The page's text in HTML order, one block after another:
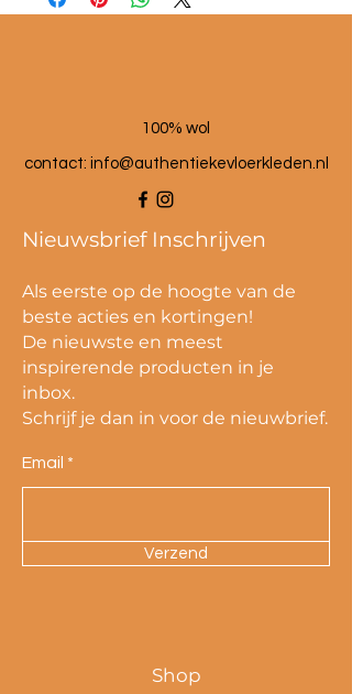
100% wol
contact: info@authentiekevloerkleden.nl
Nieuwsbrief Inschrijven
Als eerste op de hoogte van de
beste acties en kortingen!
De nieuwste en meest
inspirerende producten in je
inbox.
Schrijf je dan in voor de nieuwbrief.
Email
Verzend
Shop